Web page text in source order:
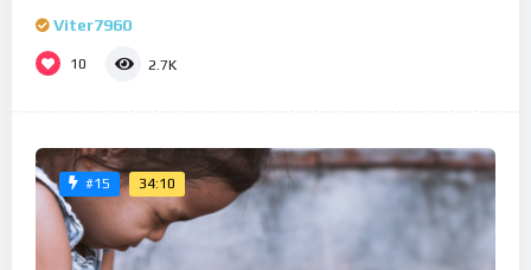
Viter7960
10 2.7K
#15 34:10